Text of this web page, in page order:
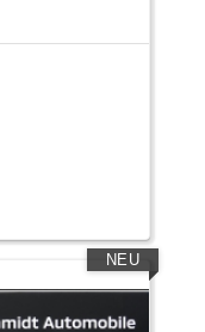
NEU